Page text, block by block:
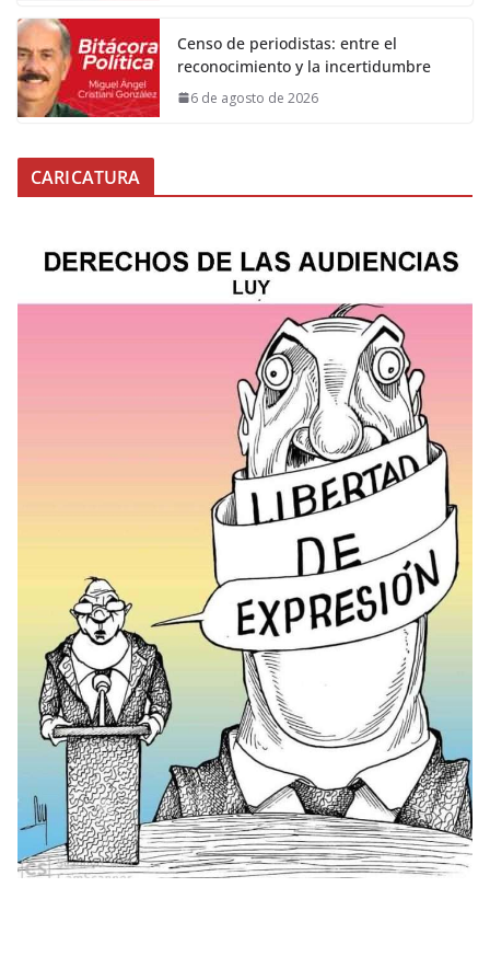
Censo de periodistas: entre el
reconocimiento y la incertidumbre
6 de agosto de 2026
CARICATURA